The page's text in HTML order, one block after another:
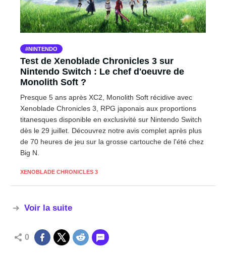
NINTENDO
Test de Xenoblade Chronicles 3 sur
Nintendo Switch : Le chef d'oeuvre de
Monolith Soft ?
Presque 5 ans après XC2, Monolith Soft récidive avec
Xenoblade Chronicles 3, RPG japonais aux proportions
titanesques disponible en exclusivité sur Nintendo Switch
dès le 29 juillet. Découvrez notre avis complet après plus
de 70 heures de jeu sur la grosse cartouche de l'été chez
Big N.
XENOBLADE CHRONICLES 3
Voir la suite
0